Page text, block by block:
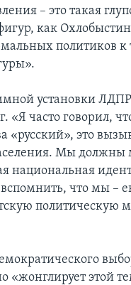
– это такая
как
политиков к
установки
«Я часто говорил,
«русский», это
Мы должны
национальная
что мы –
политическую
«жонглирует этой